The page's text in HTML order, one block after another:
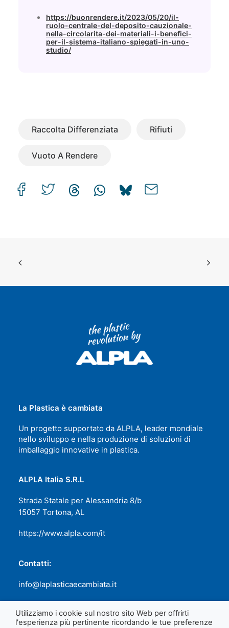
https://buonrendere.it/2023/05/20/il-
ruolo-centrale-del-deposito-cauzionale-
nella-circolarita-dei-materiali-i-benefici-
per-il-sistema-italiano-spiegati-in-uno-
studio/
Raccolta Differenziata Rifiuti
Vuoto A Rendere
La Plastica è cambiata
Un progetto supportato da ALPLA, leader mondiale
nello sviluppo e nella produzione di soluzioni di
imballaggio innovative in plastica.
ALPLA Italia S.R.L
Strada Statale per Alessandria 8/b
15057 Tortona, AL
https://www.alpla.com/it
Contatti:
info@laplasticaecambiata.it
Utilizziamo i cookie sul nostro sito Web per offrirti
l'esperienza più pertinente ricordando le tue preferenze